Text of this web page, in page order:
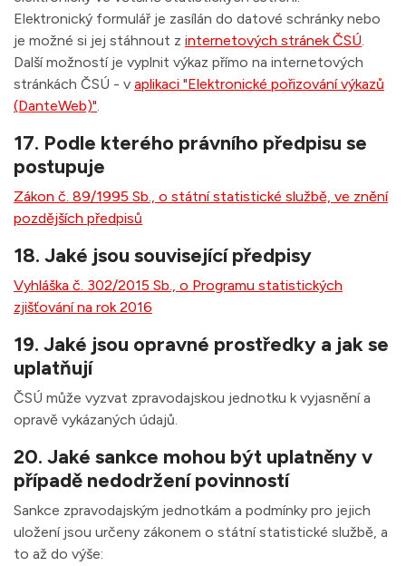
Elektronický formulář je zasílán do datové schránky nebo
je možné si jej stáhnout z internetových stránek ČSÚ.
Další možností je vyplnit výkaz přímo na internetových
stránkách ČSÚ - v aplikaci "Elektronické pořizování výkazů
(DanteWeb)".
17. Podle kterého právního předpisu se
postupuje
Zákon č. 89/1995 Sb., o státní statistické službě, ve znění
pozdějších předpisů
18. Jaké jsou související předpisy
Vyhláška č. 302/2015 Sb., o Programu statistických
zjišťování na rok 2016
19. Jaké jsou opravné prostředky a jak se
uplatňují
ČSÚ může vyzvat zpravodajskou jednotku k vyjasnění a
opravě vykázaných údajů.
20. Jaké sankce mohou být uplatněny v
případě nedodržení povinností
Sankce zpravodajským jednotkám a podmínky pro jejich
uložení jsou určeny zákonem o státní statistické službě, a
to až do výše: